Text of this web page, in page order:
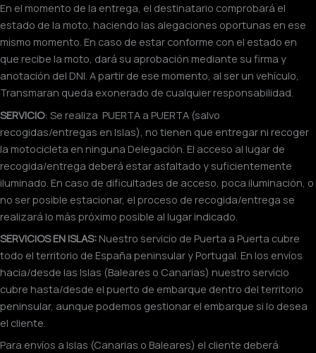
En el momento de la entrega, el destinatario comprobará el
estado de la moto, haciendo las alegaciones oportunas en ese
mismo momento. En caso de estar conforme con el estado en
que recibe la moto, dará su aprobación mediante su firma y
anotación del DNI. A partir de ese momento, al ser un vehículo,
Transmaran queda exonerado de cualquier responsabilidad.
SERVICIO: Se realiza PUERTA a PUERTA (salvo
recogidas/entregas en Islas), no tienen que entregar ni recoger
la motocicleta en ninguna Delegación. El acceso al lugar de
recogida/entrega deberá estar asfaltado y suficientemente
iluminado. En caso de dificultades de acceso, poca iluminación, o
no ser posible estacionar, el proceso de recogida/entrega se
realizará lo más próximo posible al lugar indicado.
SERVICIOS EN ISLAS: Nuestro servicio de Puerta a Puerta cubre
todo el territorio de España peninsular y Portugal. En los envíos
hacia/desde las Islas (Baleares o Canarias) nuestro servicio
cubre hasta/desde el puerto de embarque dentro del territorio
peninsular, aunque podemos gestionar el embarque si lo desea
el cliente.
Para envíos a Islas (Canarias o Baleares) el cliente deberá